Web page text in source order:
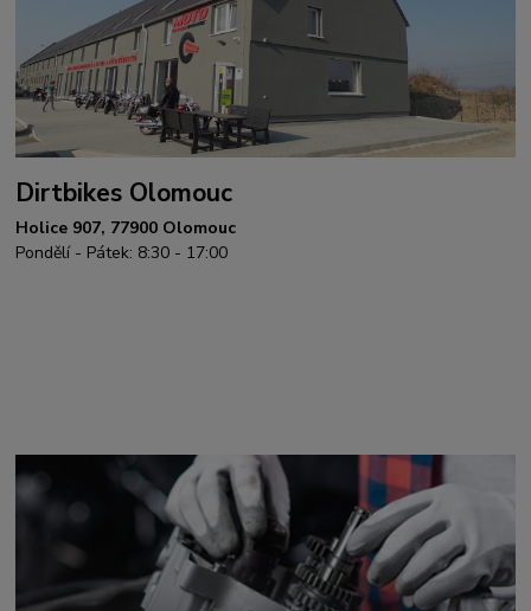
Dirtbikes Olomouc
Holice 907, 77900 Olomouc
Pondělí - Pátek: 8:30 - 17:00